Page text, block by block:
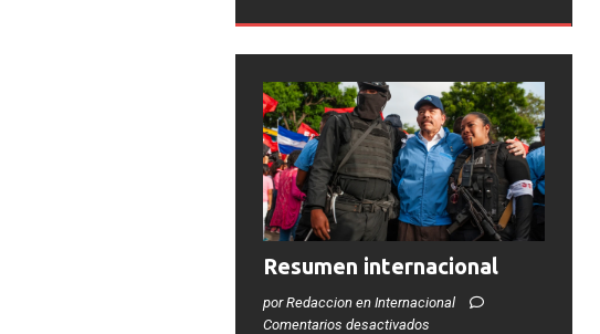
Resumen internacional
por Redaccion en Internacional
Comentarios desactivados